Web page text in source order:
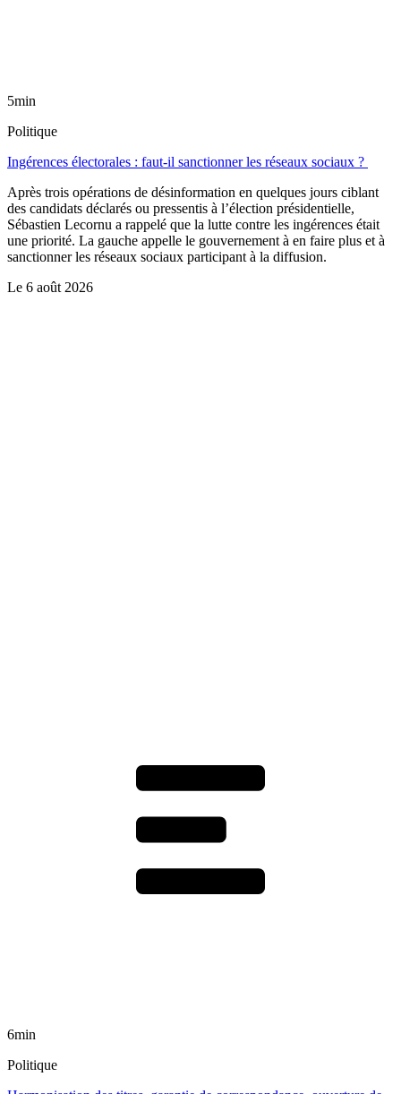
5min
Politique
Ingérences électorales : faut-il sanctionner les réseaux sociaux ?
Après trois opérations de désinformation en quelques jours ciblant
des candidats déclarés ou pressentis à l’élection présidentielle,
Sébastien Lecornu a rappelé que la lutte contre les ingérences était
une priorité. La gauche appelle le gouvernement à en faire plus et à
sanctionner les réseaux sociaux participant à la diffusion.
Le 6 août 2026
6min
Politique